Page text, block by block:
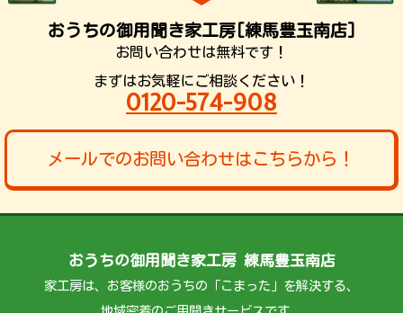
おうちの御用聞き家工房[練馬豊玉南店]
お問い合わせは無料です！
まずはお気軽にご相談ください！
0120-574-908
メールでのお問い合わせはこちらから！
おうちの御用聞き家工房 練馬豊玉南店
家工房は、お客様のおうちの「こまった」を解決する、